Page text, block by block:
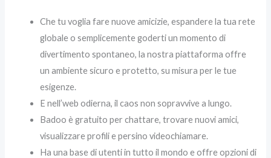
Che tu voglia fare nuove amicizie, espandere la tua rete
globale o semplicemente goderti un momento di
divertimento spontaneo, la nostra piattaforma offre
un ambiente sicuro e protetto, su misura per le tue
esigenze.
E nell’web odierna, il caos non sopravvive a lungo.
Badoo è gratuito per chattare, trovare nuovi amici,
visualizzare profili e persino videochiamare.
Ha una base di utenti in tutto il mondo e offre opzioni di